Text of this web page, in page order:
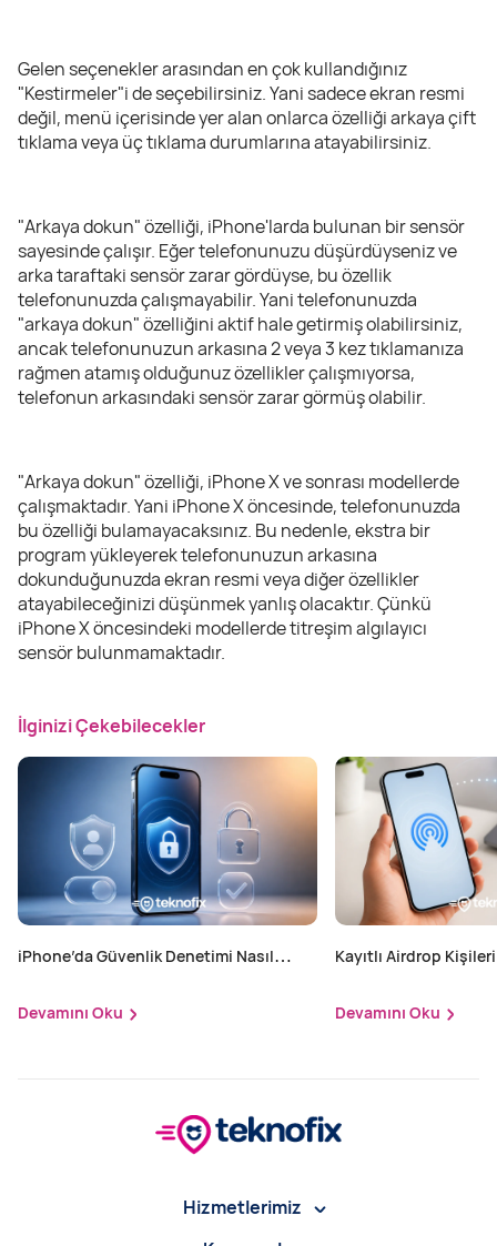
Gelen seçenekler arasından en çok kullandığınız
"Kestirmeler"i de seçebilirsiniz. Yani sadece ekran resmi
değil, menü içerisinde yer alan onlarca özelliği arkaya çift
tıklama veya üç tıklama durumlarına atayabilirsiniz.
"Arkaya dokun" özelliği, iPhone'larda bulunan bir sensör
sayesinde çalışır. Eğer telefonunuzu düşürdüyseniz ve
arka taraftaki sensör zarar gördüyse, bu özellik
telefonunuzda çalışmayabilir. Yani telefonunuzda
"arkaya dokun" özelliğini aktif hale getirmiş olabilirsiniz,
ancak telefonunuzun arkasına 2 veya 3 kez tıklamanıza
rağmen atamış olduğunuz özellikler çalışmıyorsa,
telefonun arkasındaki sensör zarar görmüş olabilir.
"Arkaya dokun" özelliği, iPhone X ve sonrası modellerde
çalışmaktadır. Yani iPhone X öncesinde, telefonunuzda
bu özelliği bulamayacaksınız. Bu nedenle, ekstra bir
program yükleyerek telefonunuzun arkasına
dokunduğunuzda ekran resmi veya diğer özellikler
atayabileceğinizi düşünmek yanlış olacaktır. Çünkü
iPhone X öncesindeki modellerde titreşim algılayıcı
sensör bulunmamaktadır.
İlginizi Çekebilecekler
iPhone’da Güvenlik Denetimi Nasıl
Devamını Oku
Kayıtlı Airdrop
Devamını Oku
Hizmetlerimiz